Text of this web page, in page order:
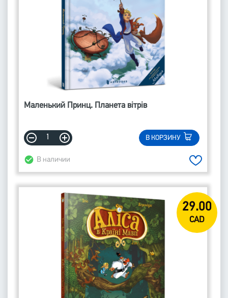
Маленький Принц. Планета вітрів
В КОРЗИНУ
В наличии
29.00
CAD